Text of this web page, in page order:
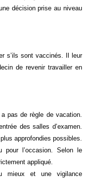
décision prise au niveau
s’ils sont vaccinés. Il leur
de revenir travailler en
pas de règle de vacation.
des salles d’examen.
approfondies possibles.
pour l’occasion. Selon le
appliqué.
mieux et une vigilance